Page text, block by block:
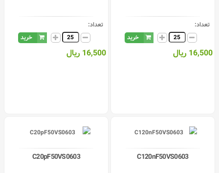
تعداد:
خرید
16,500 ریال
تعداد:
خرید
16,500 ریال
C120nF50VS0603
C20pF50VS0603